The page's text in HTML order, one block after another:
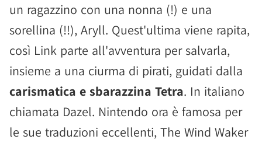
un ragazzino con una nonna (!) e una
sorellina (!!), Aryll. Quest'ultima viene rapita,
così Link parte all'avventura per salvarla,
insieme a una ciurma di pirati, guidati dalla
carismatica e sbarazzina Tetra. In italiano
chiamata Dazel. Nintendo ora è famosa per
le sue traduzioni eccellenti, The Wind Waker